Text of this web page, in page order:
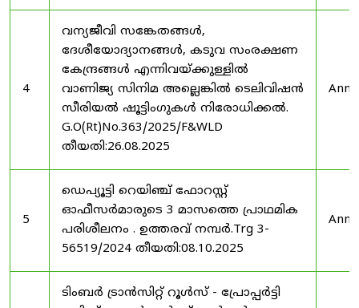
4
വന്യജീവി സങ്കേതങ്ങൾ,
ദേശീയോദ്യാനങ്ങൾ, കടുവ സംരക്ഷണ
കേന്ദ്രങ്ങൾ എന്നിവയ്ക്കുള്ളിൽ
വാണിജ്യ സിനിമ അല്ലെങ്കിൽ ടെലിവിഷൻ
സീരിയൽ ഷൂട്ടിംഗുകൾ നിരോധിക്കൽ.
G.O(Rt)No.363/2025/F&WLD
തീയതി:26.08.2025
5
ഡെപ്യൂട്ടി റെയിഞ്ച് ഫോറസ്റ്റ്
ഓഫീസർമാരുടെ 3 മാസത്തെ പ്രാഥമിക
പരിശീലനം . ഉത്തരവ് നമ്പർ.Trg 3-
56519/2024 തീയതി:08.10.2025
ടിംബർ ട്രാൻസിറ്റ് റൂൾസ് - പ്രോപ്പർട്ടി